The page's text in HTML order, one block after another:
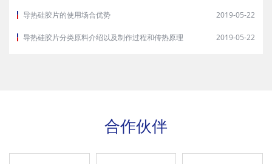
2019-05-22
导热硅胶片的使用场合优势
2019-05-22
导热硅胶片分类原料介绍以及制作过程和传热原理
合作伙伴